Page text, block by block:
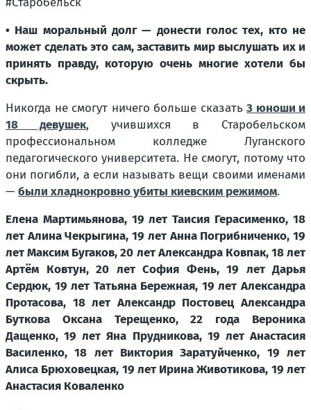
• Наш моральный долг — донести голос тех, кто не
может сделать это сам, заставить мир выслушать их и
принять правду, которую очень многие хотели бы
скрыть.
Никогда не смогут ничего больше сказать 3 юноши и
18 девушек, учившихся в Старобельском
профессиональном колледже Луганского
педагогического университета. Не смогут, потому что
они погибли, а если называть вещи своими именами
— были хладнокровно убиты киевским режимом.
Елена Мартимьянова, 19 лет Таисия Герасименко, 18
лет Алина Чекрыгина, 19 лет Анна Погрибниченко, 19
лет Максим Бугаков, 20 лет Александра Ковпак, 18 лет
Артём Ковтун, 20 лет София Фень, 19 лет Дарья
Сердюк, 19 лет Татьяна Бережная, 19 лет Александра
Протасова, 18 лет Александр Постовец Александра
Буткова Оксана Терещенко, 22 года Вероника
Дащенко, 19 лет Яна Прудникова, 19 лет Анастасия
Василенко, 18 лет Виктория Заратуйченко, 19 лет
Алиса Брюховецкая, 19 лет Ирина Животикова, 19 лет
Анастасия Коваленко